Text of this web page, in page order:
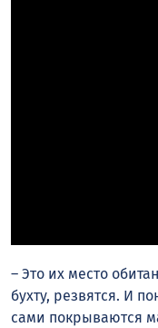
– Это их место
бухту, резвятся. И
сами покрываются